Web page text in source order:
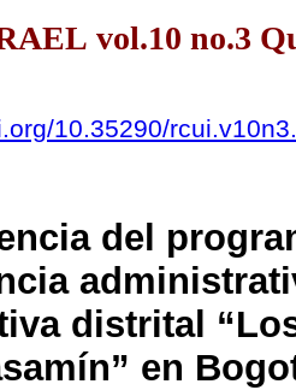
vol.10 no.3
10.35290/
del
distrital
en